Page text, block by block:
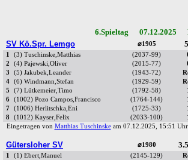
6.Spieltag 07.12.2025
SV Kö.Spr. Lemgo
⌀1905
1 (3) Tuschinske,Matthias (2037-99)
2
(4) Pajewski,Oliver (2015-77)
3
(5) Jakubek,Leander (1943-72)
4
(6) Windmann,Stefan (1929-59)
5
(7) Lütkemeier,Timo (1792-58)
6
(1002) Pozo Campos,Francisco (1764-144)
7
(1006) Herlitschka,Eni (1725-33)
8
(1012) Kayser,Felix (2033-100)
Eingetragen von Matthias Tuschinskeam 07.12.2025, 15:51
Gütersloher SV ⌀1980
1 (1) Ebert,Manuel (2145-129)